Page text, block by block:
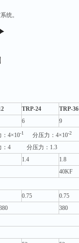
统。
TRP-24 TRP-36
6 9
：4×10-1 分压力：4×10-2
：4 分压力：1.3
1.4 1.8
40KF
0.75 0.75
380